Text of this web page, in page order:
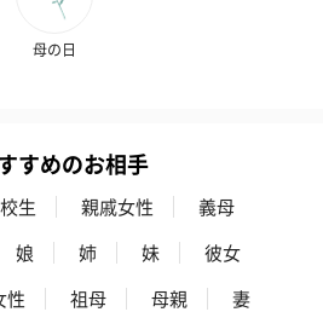
花束ハンドタオル（ブ
ルー）（1,760円）
お届けいたします。
母の日
すめのお相手
生 親戚女性
義母
娘 姉 妹
彼女
性 祖母 母親
妻